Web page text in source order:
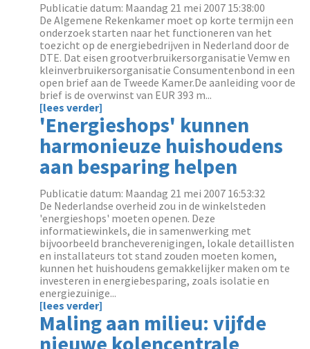
Publicatie datum: Maandag 21 mei 2007 15:38:00
De Algemene Rekenkamer moet op korte termijn een
onderzoek starten naar het functioneren van het
toezicht op de energiebedrijven in Nederland door de
DTE. Dat eisen grootverbruikersorganisatie Vemw en
kleinverbruikersorganisatie Consumentenbond in een
open brief aan de Tweede Kamer.De aanleiding voor de
brief is de overwinst van EUR 393 m...
[lees verder]
'Energieshops' kunnen
harmonieuze huishoudens
aan besparing helpen
Publicatie datum: Maandag 21 mei 2007 16:53:32
De Nederlandse overheid zou in de winkelsteden
'energieshops' moeten openen. Deze
informatiewinkels, die in samenwerking met
bijvoorbeeld brancheverenigingen, lokale detaillisten
en installateurs tot stand zouden moeten komen,
kunnen het huishoudens gemakkelijker maken om te
investeren in energiebesparing, zoals isolatie en
energiezuinige...
[lees verder]
Maling aan milieu: vijfde
nieuwe kolencentrale